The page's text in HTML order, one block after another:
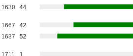
1630 44
1667
42
1637 52
1711
1